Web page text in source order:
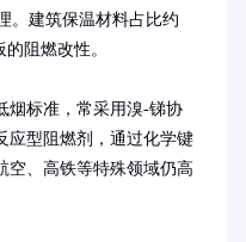
。建筑保温材料占比约
阻燃改性。
烟标准，常采用溴-锑协
应型阻燃剂，通过化学键
空、高铁等特殊领域仍高